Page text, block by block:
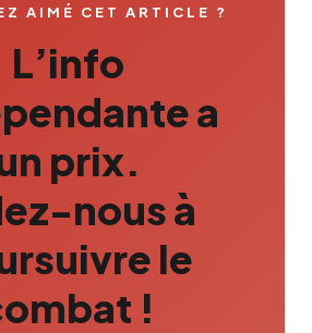
AIMÉ CET ARTICLE ?
L’info
a
prix.
nous à
le
!